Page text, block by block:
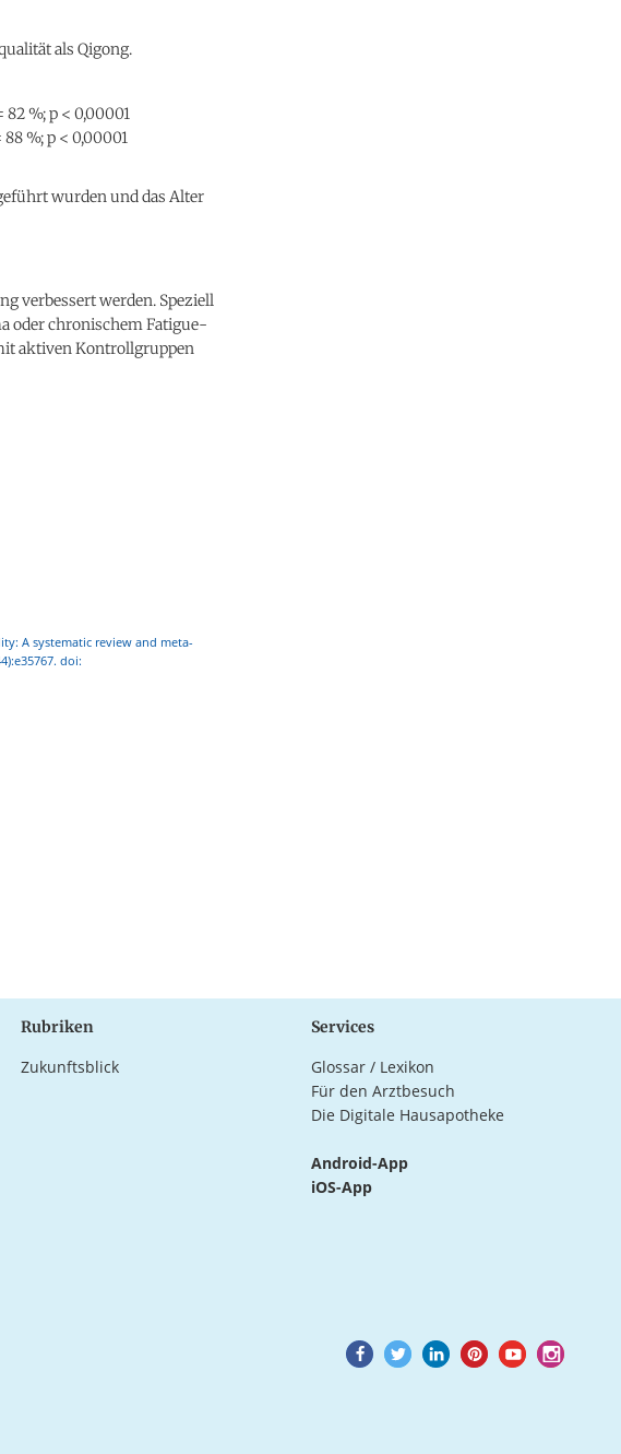
als Qigong.
82 %; p < 0,00001
%; p < 0,00001
wurden und das Alter
verbessert werden. Speziell
oder chronischem Fatigue-
aktiven Kontrollgruppen
A systematic review and meta-
doi:
Rubriken
Zukunftsblick
Services
Glossar / Lexikon
Für den Arztbesuch
Die Digitale Hausapotheke
Android-App
iOS-App